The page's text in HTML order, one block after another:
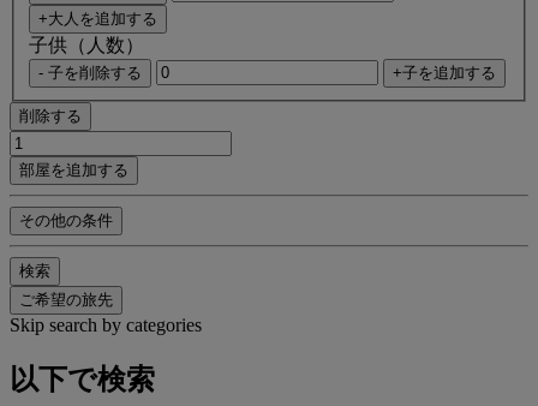
+大人を追加する
子供（人数）
- 子を削除する +子を追加する
削除する
部屋を追加する
その他の条件
検索
ご希望の旅先
Skip search by categories
以下で検索